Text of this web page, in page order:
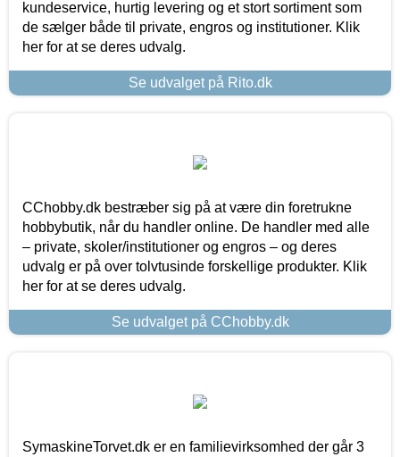
kundeservice, hurtig levering og et stort sortiment som
de sælger både til private, engros og institutioner. Klik
her for at se deres udvalg.
Se udvalget på Rito.dk
CChobby.dk bestræber sig på at være din foretrukne
hobbybutik, når du handler online. De handler med alle
– private, skoler/institutioner og engros – og deres
udvalg er på over tolvtusinde forskellige produkter. Klik
her for at se deres udvalg.
Se udvalget på CChobby.dk
SymaskineTorvet.dk er en familievirksomhed der går 3